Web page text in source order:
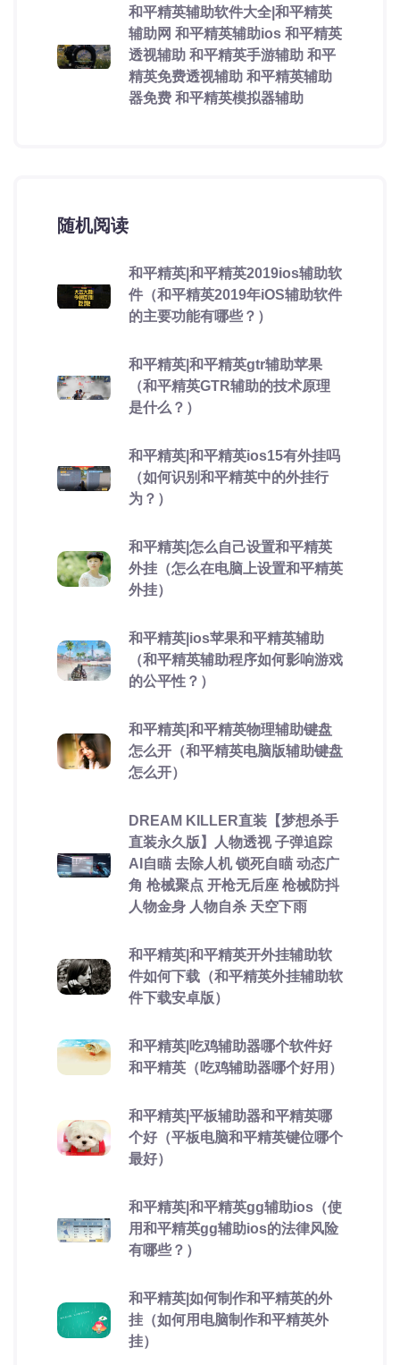
和平精英辅助软件大全|和平精英
辅助网 和平精英辅助ios 和平精英
透视辅助 和平精英手游辅助 和平
精英免费透视辅助 和平精英辅助
器免费 和平精英模拟器辅助
随机阅读
和平精英|和平精英2019ios辅助软
件（和平精英2019年iOS辅助软件
的主要功能有哪些？）
和平精英|和平精英gtr辅助苹果
（和平精英GTR辅助的技术原理
是什么？）
和平精英|和平精英ios15有外挂吗
（如何识别和平精英中的外挂行
为？）
和平精英|怎么自己设置和平精英
外挂（怎么在电脑上设置和平精英
外挂）
和平精英|ios苹果和平精英辅助
（和平精英辅助程序如何影响游戏
的公平性？）
和平精英|和平精英物理辅助键盘
怎么开（和平精英电脑版辅助键盘
怎么开）
DREAM KILLER直装【梦想杀手
直装永久版】人物透视 子弹追踪
AI自瞄 去除人机 锁死自瞄 动态广
角 枪械聚点 开枪无后座 枪械防抖
人物金身 人物自杀 天空下雨
和平精英|和平精英开外挂辅助软
件如何下载（和平精英外挂辅助软
件下载安卓版）
和平精英|吃鸡辅助器哪个软件好
和平精英（吃鸡辅助器哪个好用）
和平精英|平板辅助器和平精英哪
个好（平板电脑和平精英键位哪个
最好）
和平精英|和平精英gg辅助ios（使
用和平精英gg辅助ios的法律风险
有哪些？）
和平精英|如何制作和平精英的外
挂（如何用电脑制作和平精英外
挂）